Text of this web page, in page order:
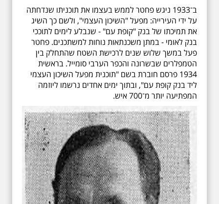
ב־1933 ניגש פחטר לממש בעצמו את תוכניתו שנדחתה
על ידי העירייה: מפעל "השיכון העצמי", ולשם כך השיג
את תמיכתו של בנק "קופת עם" - שנבלע לימים לתוככי
בנק לאומי - במתן משכנתאות נוחות למשתכנים. פחטר
פעל במשך שלוש שנים לרכישת השטח שהתחלק בין
הטמפלרים שבשרונה והכפר הערבי סומייל. בראשית
1934 פרסם חוברת בשם "תוכנית מפעל השיכון העצמי
ליד בנק קופת עם", ובתוך ימים אחדים נרשמו ליוזמה
המפתיעה יותר מ־700 איש.